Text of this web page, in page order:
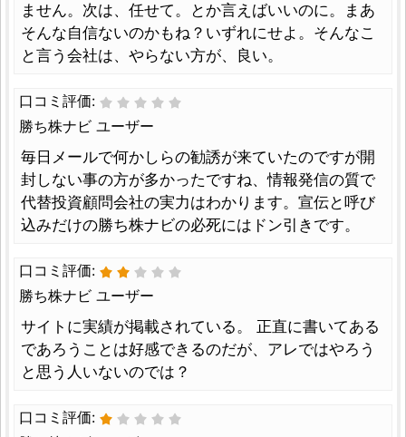
ません。次は、任せて。とか言えばいいのに。まあ
そんな自信ないのかもね？いずれにせよ。そんなこ
と言う会社は、やらない方が、良い。
口コミ評価:
勝ち株ナビ ユーザー
毎日メールで何かしらの勧誘が来ていたのですが開
封しない事の方が多かったですね、情報発信の質で
代替投資顧問会社の実力はわかります。宣伝と呼び
込みだけの勝ち株ナビの必死にはドン引きです。
口コミ評価:
勝ち株ナビ ユーザー
サイトに実績が掲載されている。 正直に書いてある
であろうことは好感できるのだが、アレではやろう
と思う人いないのでは？
口コミ評価: